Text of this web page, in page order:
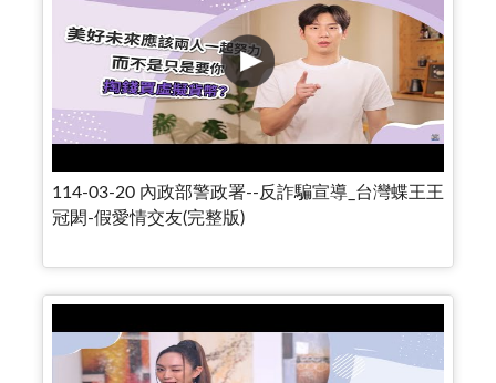
114-03-20 內政部警政署--反詐騙宣導_台灣蝶王王
冠閎-假愛情交友(完整版)